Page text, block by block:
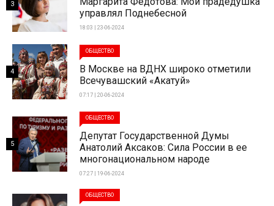
управлял Поднебесной
18:03 | 23-06-2024
3
ОБЩЕСТВО
В Москве на ВДНХ широко отметили
Всечувашский «Акатуй»
07:17 | 20-06-2024
4
ОБЩЕСТВО
Депутат Государственной Думы
Анатолий Аксаков: Сила России в ее
многонациональном народе
07:27 | 19-06-2024
5
ОБЩЕСТВО